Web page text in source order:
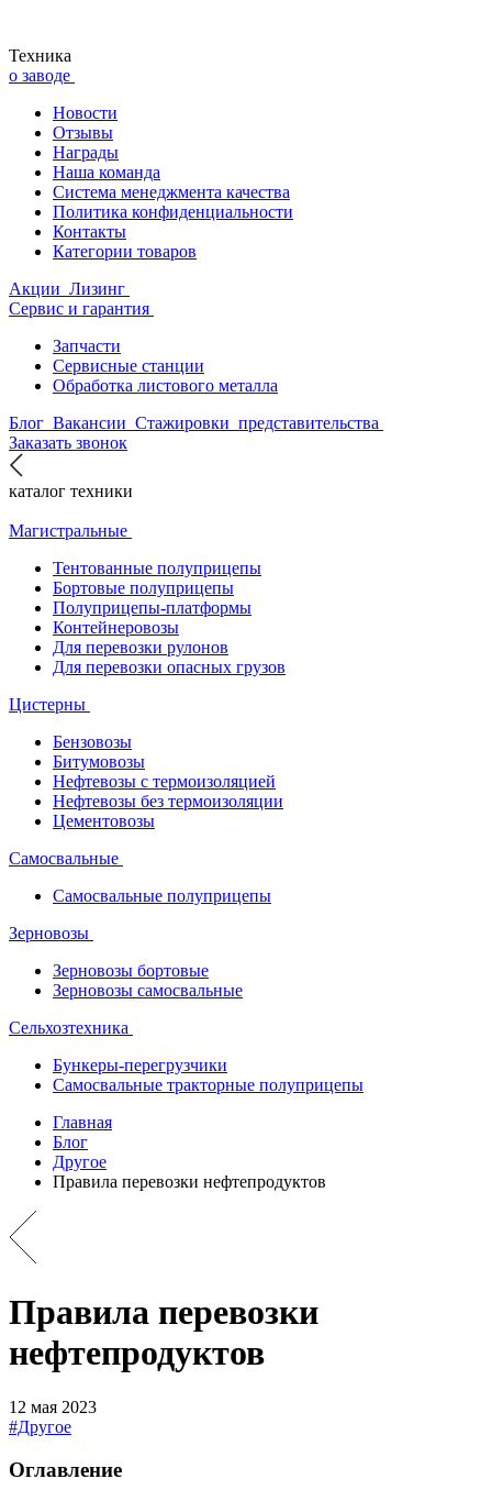
Техника
о заводе
Новости
Отзывы
Награды
Наша команда
Система менеджмента качества
Политика конфиденциальности
Контакты
Категории товаров
Акции Лизинг
Сервис и гарантия
Запчасти
Сервисные станции
Обработка листового металла
Блог Вакансии Стажировки представительства
Заказать звонок
каталог техники
Магистральные
Тентованные полуприцепы
Бортовые полуприцепы
Полуприцепы-платформы
Контейнеровозы
Для перевозки рулонов
Для перевозки опасных грузов
Цистерны
Бензовозы
Битумовозы
Нефтевозы с термоизоляцией
Нефтевозы без термоизоляции
Цементовозы
Самосвальные
Самосвальные полуприцепы
Зерновозы
Зерновозы бортовые
Зерновозы самосвальные
Сельхозтехника
Бункеры-перегрузчики
Самосвальные тракторные полуприцепы
Главная
Блог
Другое
Правила перевозки нефтепродуктов
Правила перевозки
нефтепродуктов
12 мая 2023
#Другое
Оглавление